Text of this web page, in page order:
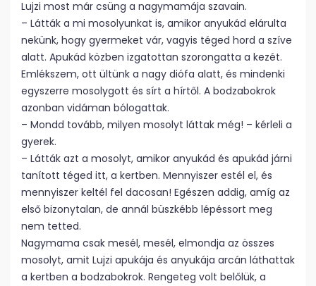
Lujzi most már csüng a nagymamája szavain.
– Látták a mi mosolyunkat is, amikor anyukád elárulta
nekünk, hogy gyermeket vár, vagyis téged hord a szíve
alatt. Apukád közben izgatottan szorongatta a kezét.
Emlékszem, ott ültünk a nagy diófa alatt, és mindenki
egyszerre mosolygott és sírt a hírtől. A bodzabokrok
azonban vidáman bólogattak.
– Mondd tovább, milyen mosolyt láttak még! – kérleli a
gyerek.
– Látták azt a mosolyt, amikor anyukád és apukád járni
tanított téged itt, a kertben. Mennyiszer estél el, és
mennyiszer keltél fel dacosan! Egészen addig, amíg az
első bizonytalan, de annál büszkébb lépéssort meg
nem tetted.
Nagymama csak mesél, mesél, elmondja az összes
mosolyt, amit Lujzi apukája és anyukája arcán láthattak
a kertben a bodzabokrok. Rengeteg volt belőlük, a